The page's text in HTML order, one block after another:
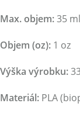
Max. objem:35 ml
Objem (oz): 1 oz
Výška výrobku:
Materiál: PLA